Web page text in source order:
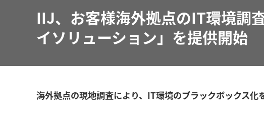
IIJ、お客様海外拠点のIT環境調
イソリューション」を提供開始
海外拠点の現地調査により、IT環境のブラックボックス化